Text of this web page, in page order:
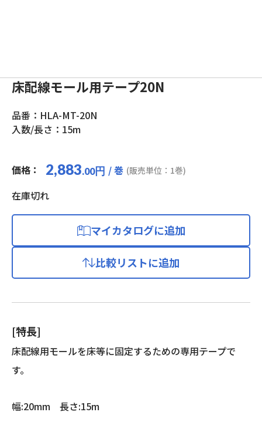
床配線モール用テープ20N
品番：HLA-MT-20N
入数/長さ：15m
価格： 2,883.00円 / 巻 (販売単位：1巻)
在庫切れ
マイカタログに追加
比較リストに追加
[特長]
床配線用モールを床等に固定するための専用テープで
す。
幅:20mm 長さ:15m